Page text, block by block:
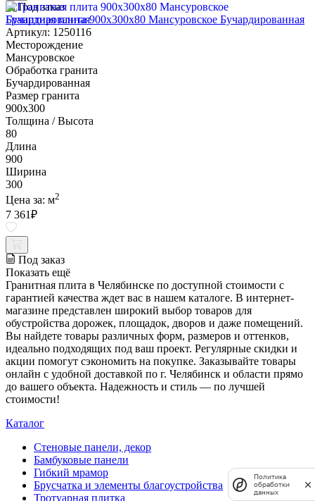
Под заказ
Гранитная плита 900х300x80 Мансуровское Бучардированная
Артикул: 1250116
Месторождение
Мансуровское
Обработка гранита
Бучардированная
Размер гранита
900х300
Толщина / Высота
80
Длина
900
Ширина
300
Цена за: м2
7 361₽
Под заказ
Показать ещё
Гранитная плита в Челябинске по доступной стоимости с
гарантией качества ждет вас в нашем каталоге. В интернет-
магазине представлен широкий выбор товаров для
обустройства дорожек, площадок, дворов и даже помещений.
Вы найдете товары различных форм, размеров и оттенков,
идеально подходящих под ваш проект. Регулярные скидки и
акции помогут сэкономить на покупке. Заказывайте товары
онлайн с удобной доставкой по г. Челябинск и области прямо
до вашего объекта. Надежность и стиль — по лучшей
стоимости!
Каталог
Стеновые панели, декор
Бамбуковые панели
Гибкий мрамор
Брусчатка и элементы благоустройства
Тротуарная плитка
Политика
обработки
данных